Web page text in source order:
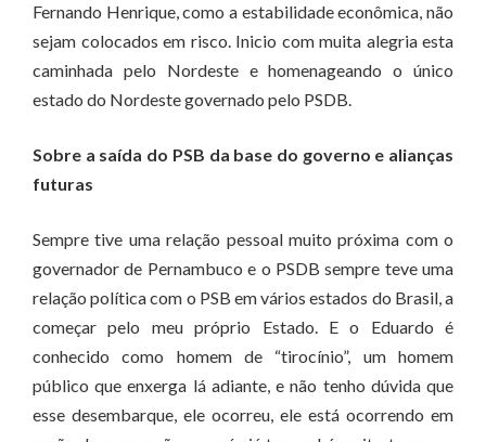
Fernando Henrique, como a estabilidade econômica, não
sejam colocados em risco. Inicio com muita alegria esta
caminhada pelo Nordeste e homenageando o único
estado do Nordeste governado pelo PSDB.
Sobre a saída do PSB da base do governo e alianças
futuras
Sempre tive uma relação pessoal muito próxima com o
governador de Pernambuco e o PSDB sempre teve uma
relação política com o PSB em vários estados do Brasil, a
começar pelo meu próprio Estado. E o Eduardo é
conhecido como homem de “tirocínio”, um homem
público que enxerga lá adiante, e não tenho dúvida que
esse desembarque, ele ocorreu, ele está ocorrendo em